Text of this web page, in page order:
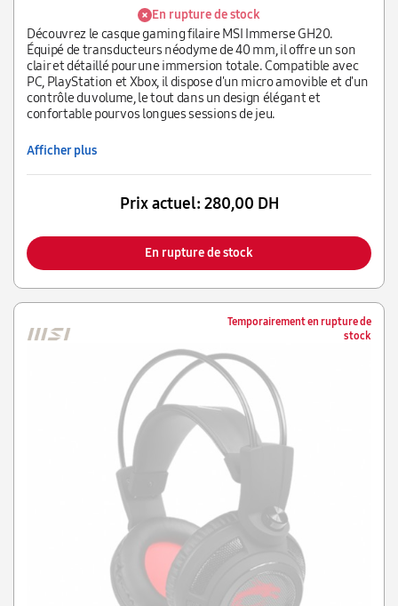
En rupture de stock
Découvrez le casque gaming filaire MSI Immerse GH20.
Équipé de transducteurs néodyme de 40 mm, il offre un son
clair et détaillé pour une immersion totale. Compatible avec
PC, PlayStation et Xbox, il dispose d'un micro amovible et d'un
contrôle du volume, le tout dans un design élégant et
confortable pour vos longues sessions de jeu.
Afficher plus
Prix actuel: 280,00 DH
En rupture de stock
Temporairement en rupture de
stock